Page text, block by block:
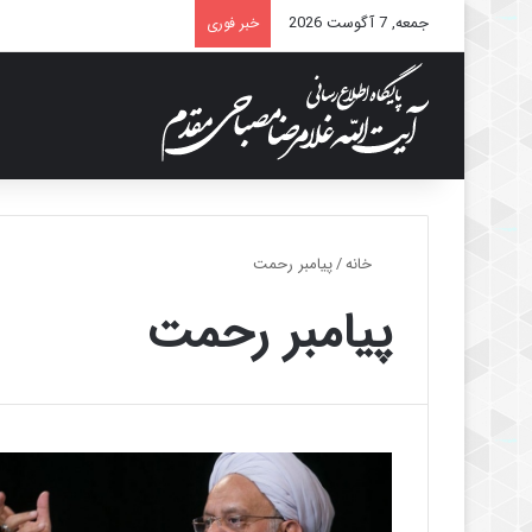
جمعه, 7 آگوست 2026 خبر فوری
خانه/پیامبر رحمت
پیامبر رحمت